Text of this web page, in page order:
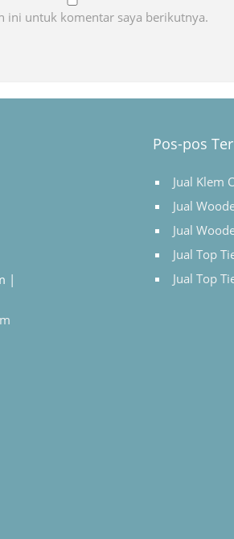
ini untuk komentar saya berikutnya.
|
Pos-pos
Jual Klem
Jual
Jual
Jual Top
Jual Top